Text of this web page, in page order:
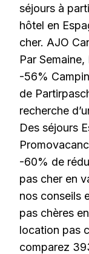
séjours à
hôtel en
cher. AJO
Par
-56%
de
recherche
Des séjours
-60% de
pas cher en
nos conseils
pas chères
location pas
comparez